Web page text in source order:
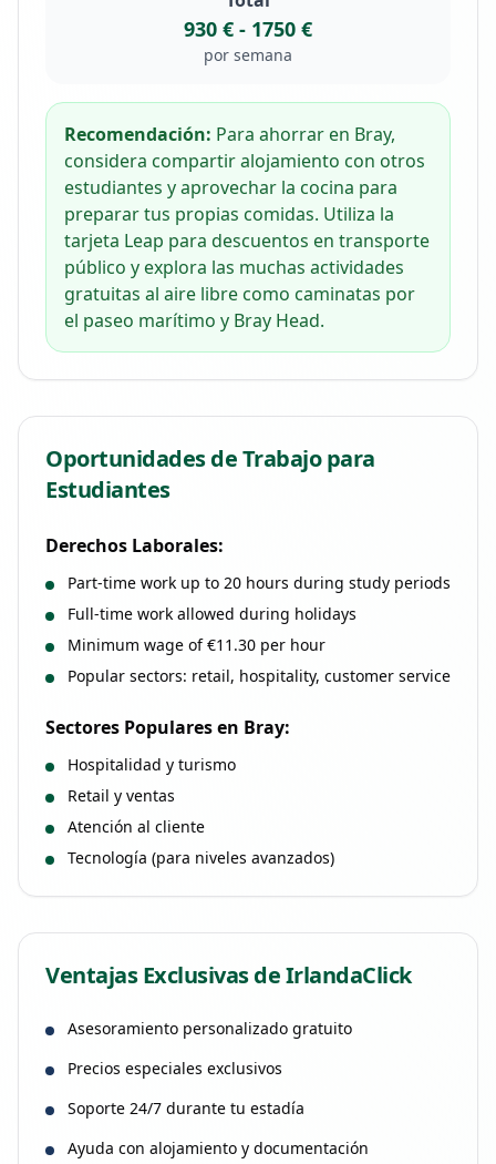
930 € - 1750 €
por semana
Recomendación: Para ahorrar en Bray,
considera compartir alojamiento con otros
estudiantes y aprovechar la cocina para
preparar tus propias comidas. Utiliza la
tarjeta Leap para descuentos en transporte
público y explora las muchas actividades
gratuitas al aire libre como caminatas por
el paseo marítimo y Bray Head.
Oportunidades de Trabajo para
Estudiantes
Derechos Laborales:
Part-time work up to 20 hours during study periods
Full-time work allowed during holidays
Minimum wage of €11.30 per hour
Popular sectors: retail, hospitality, customer service
Sectores Populares en Bray:
Hospitalidad y turismo
Retail y ventas
Atención al cliente
Tecnología (para niveles avanzados)
Ventajas Exclusivas de IrlandaClick
Asesoramiento personalizado gratuito
Precios especiales exclusivos
Soporte 24/7 durante tu estadía
Ayuda con alojamiento y documentación